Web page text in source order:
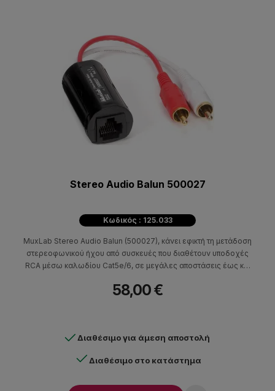
Stereo Audio Balun 500027
Κωδικός : 125.033
MuxLab Stereo Audio Balun (500027), κάνει εφικτή τη μετάδοση
στερεοφωνικού ήχου από συσκευές που διαθέτουν υποδοχές
RCA μέσω καλωδίου Cat5e/6, σε μεγάλες αποστάσεις έως και
58,00 €
Διαθέσιμο για άμεση αποστολή
Διαθέσιμο στο κατάστημα